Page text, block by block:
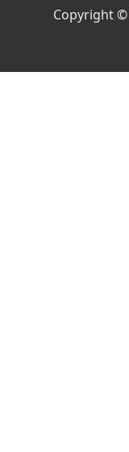
Copyright ©